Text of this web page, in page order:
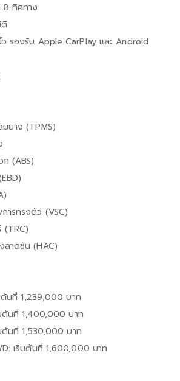
8 ทิศทาง
รองรับ Apple CarPlay และ Android
ยาง (TPMS)
(ABS)
ารทรงตัว (VSC)
(TRC)
ลาดชัน (HAC)
นที่ 1,239,000 บาท
ต้นที่ 1,400,000 บาท
ต้นที่ 1,530,000 บาท
เริ่มต้นที่ 1,600,000 บาท